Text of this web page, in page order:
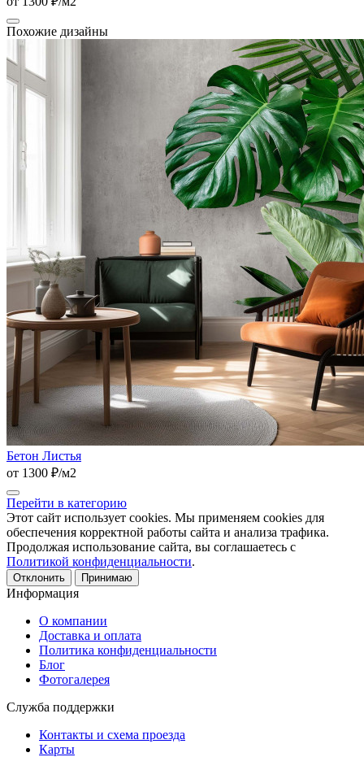
Похожие дизайны
Бетон Листья
от 1300 ₽/м2
Перейти в категорию
Этот сайт использует cookies. Мы применяем cookies для
обеспечения корректной работы сайта и анализа трафика.
Продолжая использование сайта, вы соглашаетесь с
Политикой конфиденциальности.
Отклонить Принимаю
Информация
О компании
Доставка и оплата
Политика конфиденциальности
Блог
Фотогалерея
Служба поддержки
Контакты и схема проезда
Карты